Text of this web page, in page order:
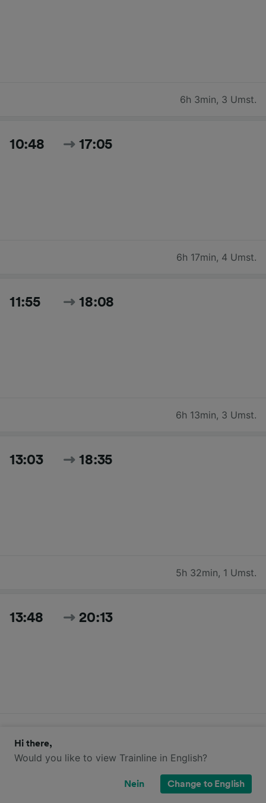
6h 3min, 3 Umst.
10:48 17:05
6h 17min, 4 Umst.
11:55 18:08
6h 13min, 3 Umst.
13:03 18:35
5h 32min, 1 Umst.
13:48 20:13
Zeiten und Preise für heute suchen
Hi there,
Would you like to view Trainline in English?
Nein Change to English